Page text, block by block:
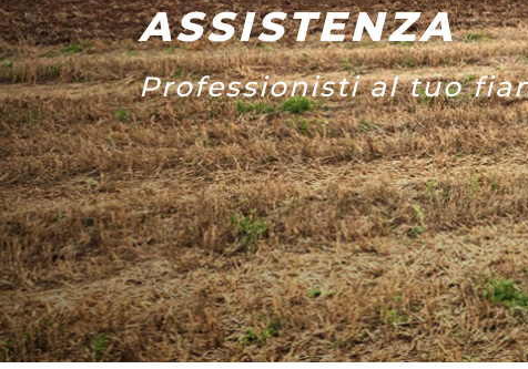
ASSISTENZA
Professionisti al tuo